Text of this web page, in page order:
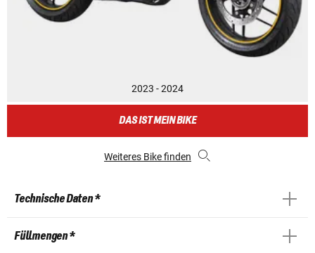
2023 - 2024
DAS IST MEIN BIKE
Weiteres Bike finden
Technische Daten *
Füllmengen *